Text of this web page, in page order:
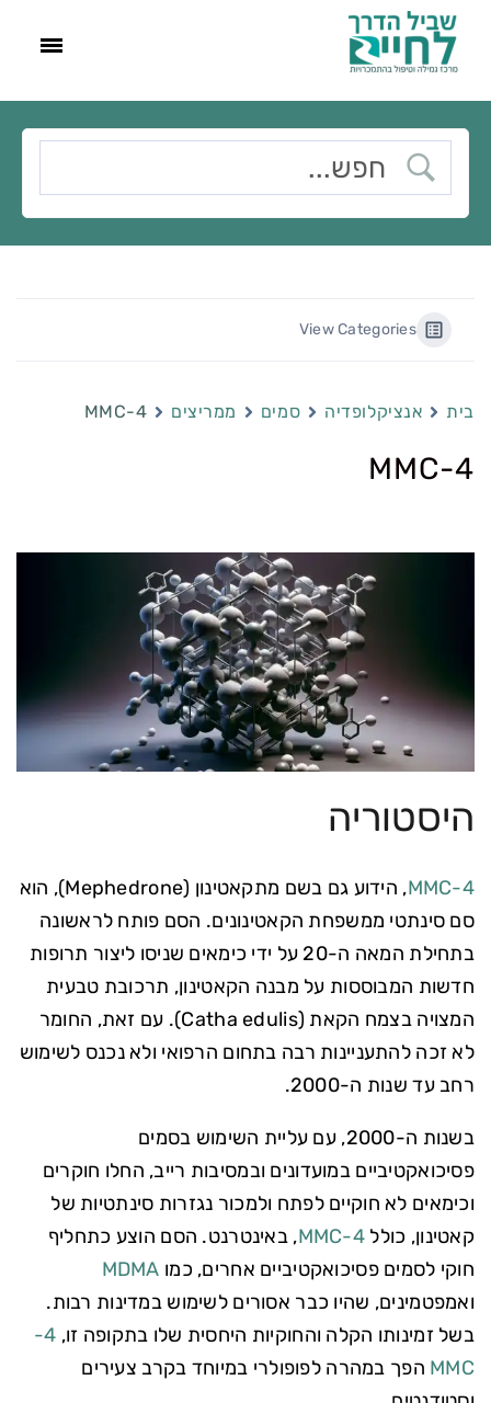
View Categories
בית אנציקלופדיה סמים ממריצים 4-MMC
4-MMC
היסטוריה
4-MMC
, הידוע גם בשם מתקאטינון (Mephedrone), הוא
סם סינתטי ממשפחת הקאטינונים. הסם פותח לראשונה
בתחילת המאה ה-20 על ידי כימאים שניסו ליצור תרופות
חדשות המבוססות על מבנה הקאטינון, תרכובת טבעית
המצויה בצמח הקאת (Catha edulis). עם זאת, החומר
לא זכה להתעניינות רבה בתחום הרפואי ולא נכנס לשימוש
רחב עד שנות ה-2000.
בשנות ה-2000, עם עליית השימוש בסמים
פסיכואקטיביים במועדונים ובמסיבות רייב, החלו חוקרים
וכימאים לא חוקיים לפתח ולמכור נגזרות סינתטיות של
קאטינון, כולל 4-MMC
, באינטרנט. הסם הוצע כתחליף
חוקי לסמים פסיכואקטיביים אחרים, כמו MDMA
ואמפטמינים, שהיו כבר אסורים לשימוש במדינות רבות.
בשל זמינותו הקלה והחוקיות היחסית שלו בתקופה זו,
4-
MMC הפך במהרה לפופולרי במיוחד בקרב צעירים